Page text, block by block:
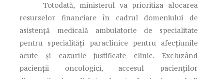
Totodată, ministerul va prioritiza alocarea
resurselor financiare în cadrul domeniului de
asistență medicală ambulatorie de specialitate
pentru specialități paraclinice pentru afecțiunile
acute și cazurile justificate clinic. Excluzând
pacienții oncologici, accesul pacienților